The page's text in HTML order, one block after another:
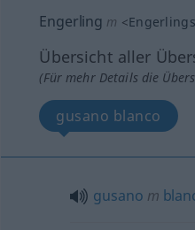
Engerling m <Engerlings
Übersicht aller
(Für mehr Details die
gusano blanco
gusano m